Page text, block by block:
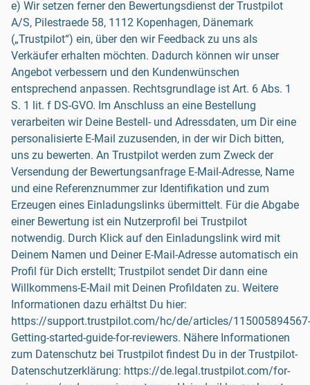
e) Wir setzen ferner den Bewertungsdienst der Trustpilot
A/S, Pilestraede 58, 1112 Kopenhagen, Dänemark
(„Trustpilot“) ein, über den wir Feedback zu uns als
Verkäufer erhalten möchten. Dadurch können wir unser
Angebot verbessern und den Kundenwünschen
entsprechend anpassen. Rechtsgrundlage ist Art. 6 Abs. 1
S. 1 lit. f DS-GVO. Im Anschluss an eine Bestellung
verarbeiten wir Deine Bestell- und Adressdaten, um Dir eine
personalisierte E-Mail zuzusenden, in der wir Dich bitten,
uns zu bewerten. An Trustpilot werden zum Zweck der
Versendung der Bewertungsanfrage E-Mail-Adresse, Name
und eine Referenznummer zur Identifikation und zum
Erzeugen eines Einladungslinks übermittelt. Für die Abgabe
einer Bewertung ist ein Nutzerprofil bei Trustpilot
notwendig. Durch Klick auf den Einladungslink wird mit
Deinem Namen und Deiner E-Mail-Adresse automatisch ein
Profil für Dich erstellt; Trustpilot sendet Dir dann eine
Willkommens-E-Mail mit Deinen Profildaten zu. Weitere
Informationen dazu erhältst Du hier:
https://support.trustpilot.com/hc/de/articles/115005894567-
Getting-started-guide-for-reviewers. Nähere Informationen
zum Datenschutz bei Trustpilot findest Du in der Trustpilot-
Datenschutzerklärung: https://de.legal.trustpilot.com/for-